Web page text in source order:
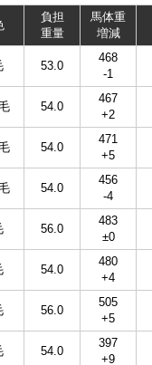
負担
重量
馬体重
増減
53.0
468
-1
54.0
467
+2
54.0
471
+5
54.0
456
-4
56.0
483
±0
54.0
480
+4
56.0
505
+5
54.0
397
+9